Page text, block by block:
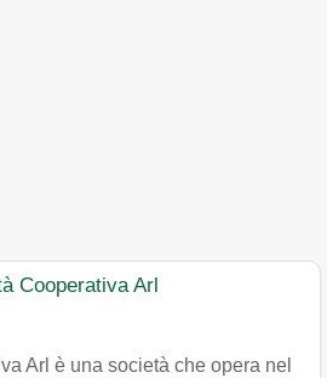
Cooperativa Arl
Arl è una società che opera nel